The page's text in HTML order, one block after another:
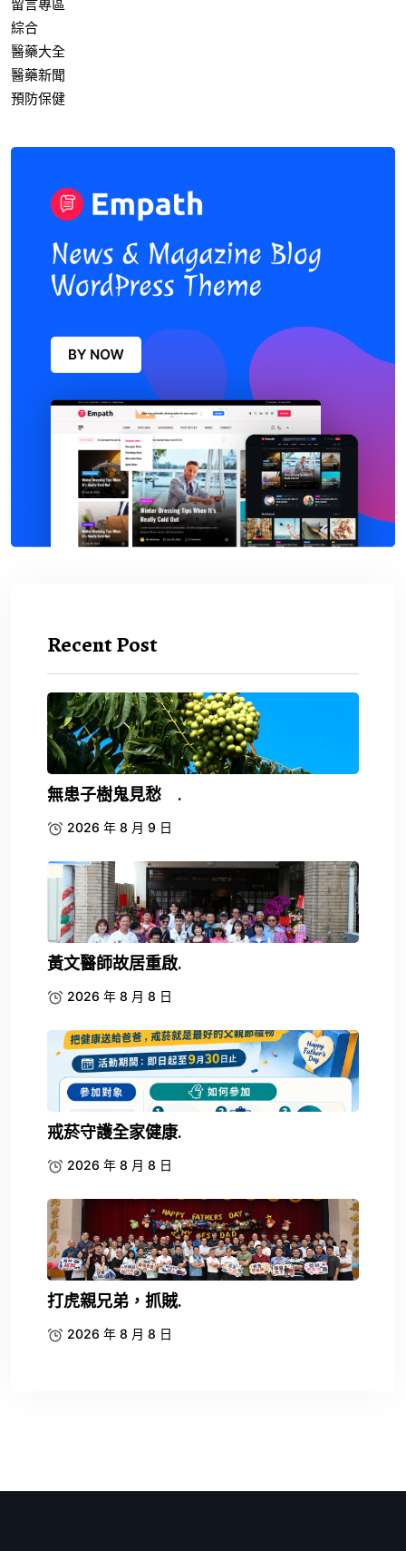
留言專區
綜合
醫藥大全
醫藥新聞
預防保健
Recent Post
無患子樹鬼見愁 .
2026 年 8 月 9 日
黃文醫師故居重啟.
2026 年 8 月 8 日
戒菸守護全家健康.
2026 年 8 月 8 日
打虎親兄弟，抓賊.
2026 年 8 月 8 日